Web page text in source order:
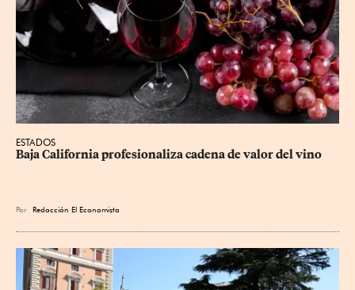
ESTADOS
Baja California profesionaliza cadena de valor del vino
Por Redacción El Economista